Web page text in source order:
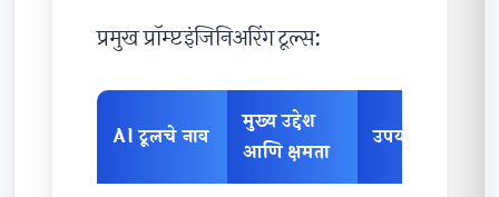
प्रमुख प्रॉम्प्ट इंजिनिअरिंग टूल्स:
AI टूलचे नाव
मुख्य उद्देश
आणि क्षमता
उपयोगिता